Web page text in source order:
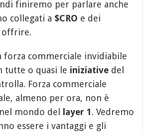
finiremo per parlare anche
collegati a $CRO e dei
offrire.
commerciale invidiabile
tutte o quasi le iniziative del
Forza commerciale
almeno per ora, non è
mondo del
layer 1. Vedremo
essere i vantaggi e gli